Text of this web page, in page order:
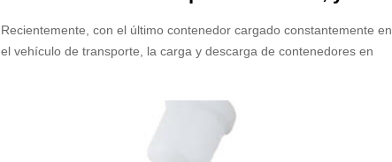
Recientemente, con el último contenedor cargado constantemente en
el vehículo de transporte, la carga y descarga de contenedores en